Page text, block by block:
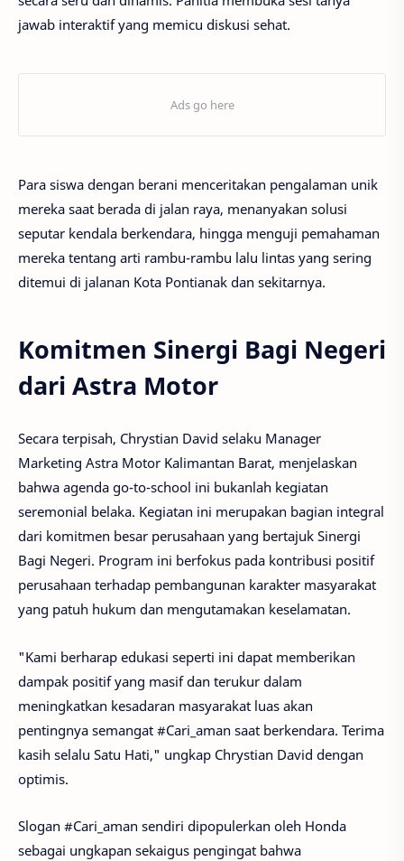
jawab interaktif yang memicu diskusi sehat.
Para siswa dengan berani menceritakan pengalaman unik
mereka saat berada di jalan raya, menanyakan solusi
seputar kendala berkendara, hingga menguji pemahaman
mereka tentang arti rambu-rambu lalu lintas yang sering
ditemui di jalanan Kota Pontianak dan sekitarnya.
Komitmen Sinergi Bagi Negeri
dari Astra Motor
Secara terpisah, Chrystian David selaku Manager
Marketing Astra Motor Kalimantan Barat, menjelaskan
bahwa agenda go-to-school ini bukanlah kegiatan
seremonial belaka. Kegiatan ini merupakan bagian integral
dari komitmen besar perusahaan yang bertajuk Sinergi
Bagi Negeri. Program ini berfokus pada kontribusi positif
perusahaan terhadap pembangunan karakter masyarakat
yang patuh hukum dan mengutamakan keselamatan.
"Kami berharap edukasi seperti ini dapat memberikan
dampak positif yang masif dan terukur dalam
meningkatkan kesadaran masyarakat luas akan
pentingnya semangat #Cari_aman saat berkendara. Terima
kasih selalu Satu Hati," ungkap Chrystian David dengan
optimis.
Slogan #Cari_aman sendiri dipopulerkan oleh Honda
sebagai ungkapan sekaigus pengingat bahwa